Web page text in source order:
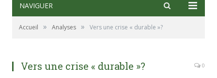
NAVIGUER
Accueil » Analyses » Vers une crise « durable »?
Vers une crise « durable »? 0